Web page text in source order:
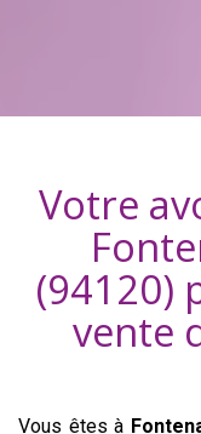
Votre
(94120)
vente
Vous êtes à